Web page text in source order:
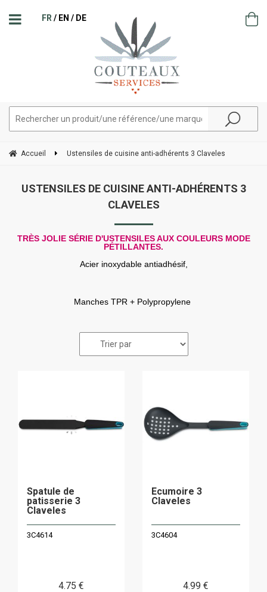
FR EN DE
Accueil Ustensiles de cuisine anti-adhérents 3 Claveles
USTENSILES DE CUISINE ANTI-ADHÉRENTS 3
CLAVELES
TRÈS JOLIE SÉRIE D'USTENSILES AUX COULEURS MODE
PÉTILLANTES.
Acier inoxydable antiadhésif,
Manches TPR + Polypropylene
Spatule de
patisserie 3
Claveles
3C4614
4.75 €
Ecumoire 3
Claveles
3C4604
4.99 €